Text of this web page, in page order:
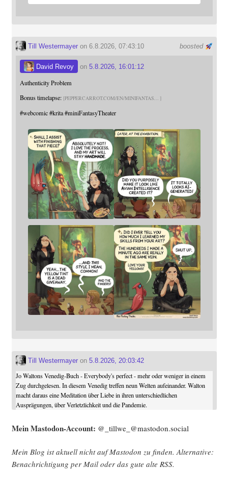
boosted
Till Westermayeron 6.8.2026, 07:43:10
David Revoy on 5.8.2026, 16:01:12
Authenticity Problem
Bonus timelapse: PEPPERCARROT.COM/EN/MINIFANTAS
#webcomic #krita #miniFantasyTheater
Till Westermayeron 5.8.2026, 20:03:42
Jo Waltons Venedig-Buch - Everybody's perfect - mehr oder weniger in einem
Zug durchgelesen. In diesem Venedig treffen neun Welten aufeinander. Walton
macht daraus eine Meditation über Liebe in ihren unterschiedlichen
Ausprägungen, über Verletzlichkeit und die Pandemie.
Mein Mast­o­don-Account: @_tillwe_@mastodon.social
Mein Blog ist aktu­ell nicht auf Mast­o­don zu fin­den. Alter­na­ti­ve:
Benach­rich­ti­gung per Mail oder das gute alte RSS.